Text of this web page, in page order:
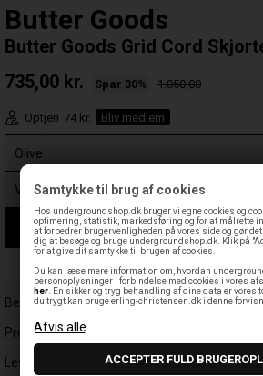
Samtykke til brug af cookies
Hos undergroundshop.dk bruger vi egne cookies og
optimering, statistik, markedsføring og for at målrette
at forbedrer brugervenligheden på vores side og gør
dig at besøge og bruge undergroundshop.dk. Klik på
for at give dit samtykke til brugen af cookies.
Du kan læse mere information om, hvordan
personoplysninger i forbindelse med cookies i vores
her . En sikker og tryg behandling af dine data er vores
du trygt kan bruge erling-christensen.dk i denne
Butter Goods
Butter Goods Grid Cord
735,00 kr. Spar 30% 1.050,00
Optjen 74 kr. Bliv medlem
LÆG I KURV
Leveringstid: 1-3
Beskrivelse
Prisgaranti
Levering